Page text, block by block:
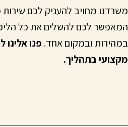
משרדנו מחויב להעניק לכם שירות
המאפשר לכם להשלים את כל
במהירות ובמקום אחד. פנו אלינו
מקצועי בתהליך.